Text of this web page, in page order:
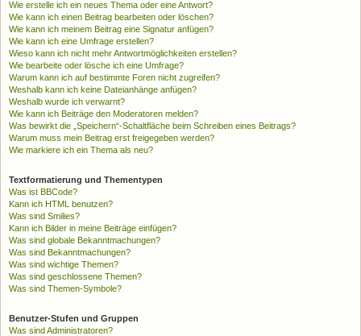
Wie erstelle ich ein neues Thema oder eine Antwort?
Wie kann ich einen Beitrag bearbeiten oder löschen?
Wie kann ich meinem Beitrag eine Signatur anfügen?
Wie kann ich eine Umfrage erstellen?
Wieso kann ich nicht mehr Antwortmöglichkeiten erstellen?
Wie bearbeite oder lösche ich eine Umfrage?
Warum kann ich auf bestimmte Foren nicht zugreifen?
Weshalb kann ich keine Dateianhänge anfügen?
Weshalb wurde ich verwarnt?
Wie kann ich Beiträge den Moderatoren melden?
Was bewirkt die „Speichern“-Schaltfläche beim Schreiben eines Beitrags?
Warum muss mein Beitrag erst freigegeben werden?
Wie markiere ich ein Thema als neu?
Textformatierung und Thementypen
Was ist BBCode?
Kann ich HTML benutzen?
Was sind Smilies?
Kann ich Bilder in meine Beiträge einfügen?
Was sind globale Bekanntmachungen?
Was sind Bekanntmachungen?
Was sind wichtige Themen?
Was sind geschlossene Themen?
Was sind Themen-Symbole?
Benutzer-Stufen und Gruppen
Was sind Administratoren?